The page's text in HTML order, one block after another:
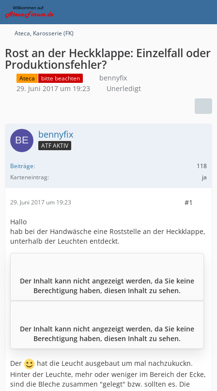
Ateca, Karosserie (FK)
Rost an der Heckklappe: Einzelfall oder
Produktionsfehler?
Ateca bitte beachten
bennyfix
29. Juni 2017 um 19:23
Unerledigt
bennyfix
ATF AKTIV
Beiträge
118
Karteneintrag
ja
29. Juni 2017 um 19:23 #1
Hallo
hab bei der Handwäsche eine Roststelle an der Heckklappe,
unterhalb der Leuchten entdeckt.
Der Inhalt kann nicht angezeigt werden, da Sie keine
Berechtigung haben, diesen Inhalt zu sehen.
Der Inhalt kann nicht angezeigt werden, da Sie keine
Berechtigung haben, diesen Inhalt zu sehen.
Der
hat die Leucht ausgebaut um mal nachzukuckn.
Hinter der Leuchte, mehr oder weniger im Bereich der Ecke,
sind die Bleche zusammen "gelegt" bzw. sollten es. Die